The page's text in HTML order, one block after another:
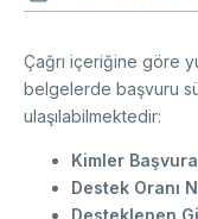
Çağrı içeriğine göre
belgelerde başvuru
ulaşılabilmektedir:
Kimler
Destek Oranı
Desteklenen